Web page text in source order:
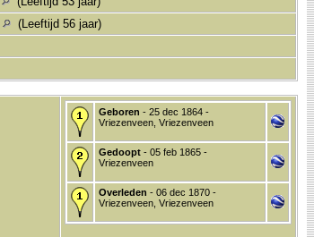
(Leeftijd 56 jaar)
Geboren - 25 dec 1864 -
Vriezenveen, Vriezenveen
Gedoopt - 05 feb 1865 -
Vriezenveen
Overleden - 06 dec 1870 -
Vriezenveen, Vriezenveen